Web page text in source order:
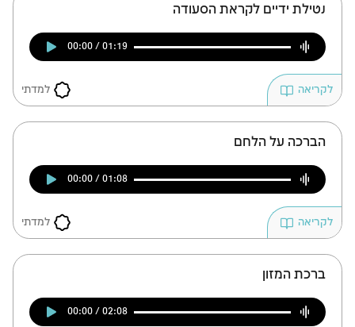
נטילת ידיים לקראת הסעודה
00:00 / 01:19
למדתי לקריאה
הברכה על הלחם
00:00 / 01:08
למדתי לקריאה
ברכת המזון
00:00 / 02:08